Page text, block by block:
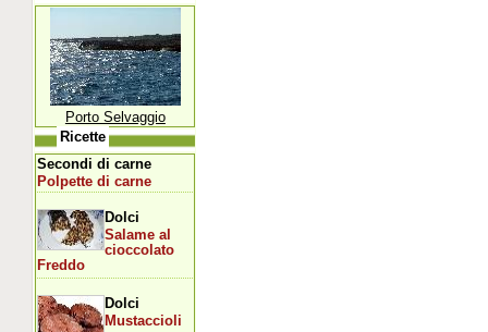
Porto Selvaggio
Ricette
Secondi di carne
Polpette di carne
Dolci
Salame al
cioccolato
Freddo
Dolci
Mustaccioli